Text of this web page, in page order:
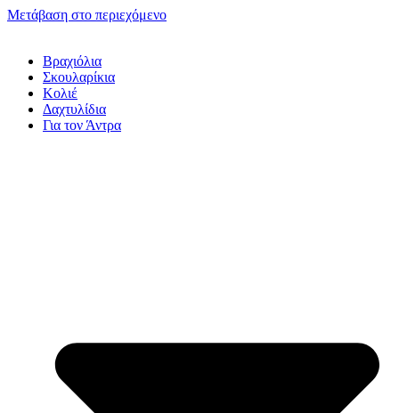
Μετάβαση στο περιεχόμενο
Βραχιόλια
Σκουλαρίκια
Κολιέ
Δαχτυλίδια
Για τον Άντρα